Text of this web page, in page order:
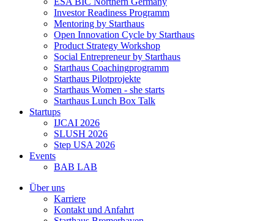
Investor Readiness Programm
Mentoring by Starthaus
Open Innovation Cycle by Starthaus
Product Strategy Workshop
Social Entrepreneur by Starthaus
Starthaus Coachingprogramm
Starthaus Pilotprojekte
Starthaus Women - she starts
Starthaus Lunch Box Talk
Startups
IJCAI 2026
SLUSH 2026
Step USA 2026
Events
BAB LAB
Über uns
Karriere
Kontakt und Anfahrt